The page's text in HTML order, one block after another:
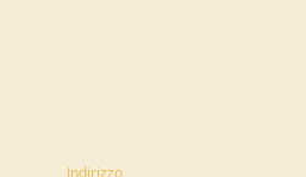
Indirizzo